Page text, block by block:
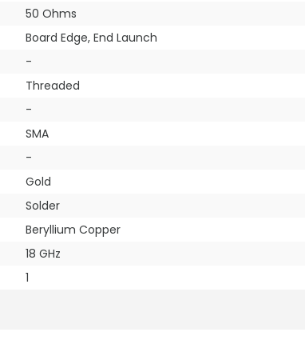
50 Ohms
Board Edge, End Launch
-
Threaded
-
SMA
-
Gold
Solder
Beryllium Copper
18 GHz
1